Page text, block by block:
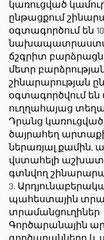
կառուցված
ընթացքում
օգտագործում են
ճշգրիտ
մետր
շինարարության
օգտագործվում են
ուղղահայաց
Դրանց
ծայրահեղ
ներառյալ քամին,
վստահելի
գտնվող
3.
պահեստային
տրամանցուղիներ
Գործարանային